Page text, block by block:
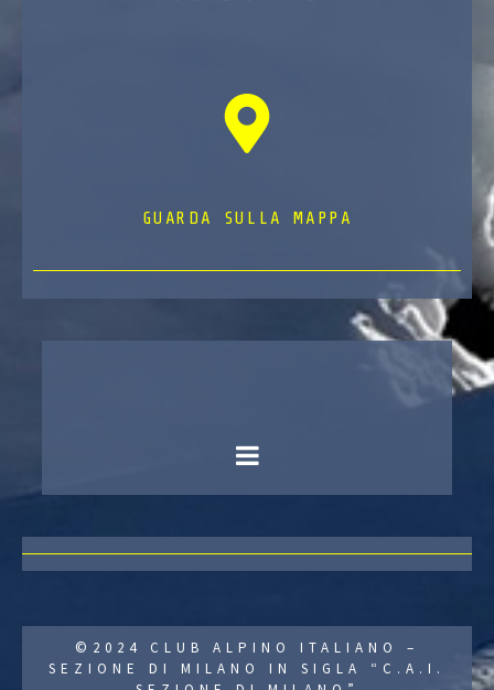
GUARDA SULLA MAPPA
©2024 CLUB ALPINO ITALIANO –
SEZIONE DI MILANO IN SIGLA “C.A.I.